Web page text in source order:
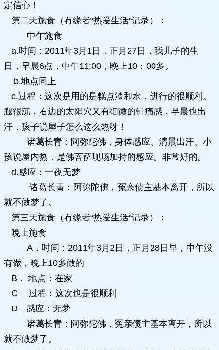
定信心！
第二天施食（有缘者“热爱生活”记录）：
中午施食
a.时间：2011年3月1日，正月27日，我儿子的生
日，早晨6点，中午11:00，晚上10：00多。
b.地点同上
c.过程：这次是用的是糕点渣和水，进行的很顺利。
腿很沉，右边的太阳穴又有细微的针痛感，早晨也出
汗，孩子说屋子怎么这么热呀！
诸葛长青：阿弥陀佛，身体感应、清晨出汗、小
孩说屋内热，是佛菩萨现场加持的感应。非常好的。
d.感应：一夜无梦
诸葛长青：阿弥陀佛，冤亲债主基本离开，所以
就不做梦了。
第三天施食（有缘者“热爱生活”记录）：
晚上施食
A．时间：2011年3月2日，正月28日早，中午没
有做，晚上10多做的
B． 地点：在家
C． 过程：这次也是很顺利
D．感应：无梦
诸葛长青：阿弥陀佛，冤亲债主基本离开，所以
就不做梦了。